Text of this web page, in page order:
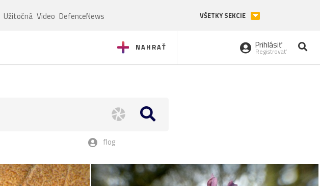
Užitočná Video DefenceNews VŠETKY SEKCIE
NAHRAŤ Prihlásiť
Registrovať
flog